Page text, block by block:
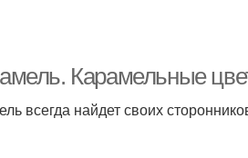
Карамельные
всегда найдет своих